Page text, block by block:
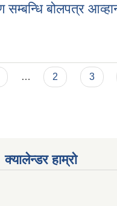
सम्बन्धि बोलपत्र
… 2 3
क्यालेन्डर हाम्रो